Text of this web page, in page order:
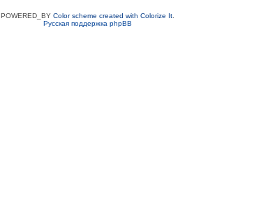
POWERED_BY Color scheme created with Colorize It.
Русская поддержка phpBB